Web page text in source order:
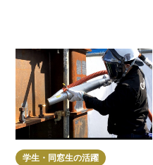
学生・同窓生の活躍